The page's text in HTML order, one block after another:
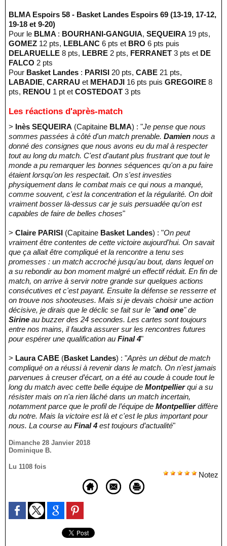
BLMA Espoirs 58 - Basket Landes Espoirs 69 (13-19, 17-12,
19-18 et 9-20)
Pour le BLMA : BOURHANI-GANGUIA, SEQUEIRA 19 pts,
GOMEZ 12 pts, LEBLANC 6 pts et BRO 6 pts puis
DELARUELLE 8 pts, LEBRE 2 pts, FERRANET 3 pts et DE
FALCO 2 pts
Pour Basket Landes : PARISI 20 pts, CABE 21 pts,
LABADIE, CARRAU et MEHADJI 16 pts puis GREGOIRE 8
pts, RENOU 1 pt et COSTEDOAT 3 pts
Les réactions d'après-match
Inès SEQUEIRA (Capitaine BLMA) : "Je pense que nous
sommes passées à côté d'un match prenable. Damien nous a
donné des consignes que nous avons eu du mal à respecter
tout au long du match. C'est d'autant plus frustrant que tout le
monde a pu remarquer les bonnes séquences qu'on a pu faire
étaient lorsqu'on les respectait. On s'est investies
physiquement dans le combat mais ce qui nous a manqué,
comme souvent, c'est la concentration et la régularité. On doit
vraiment bosser là-dessus car je suis persuadée qu'on est
capables de faire de belles choses"
> Claire PARISI (Capitaine Basket Landes) : "On peut
vraiment être contentes de cette victoire aujourd'hui. On savait
que ça allait être compliqué et la rencontre a tenu ses
promesses : un match accroché jusqu'au bout, dans lequel on
a su rebondir au bon moment malgré un effectif réduit. En fin de
match, on arrive à servir notre grande sur quelques actions
consécutives et c'est payant. Ensuite la défense se resserre et
on trouve nos shooteuses. Mais si je devais choisir une action
décisive, je dirais que le déclic se fait sur le "and one" de
Sirine au buzzer des 24 secondes. Les cartes sont toujours
entre nos mains, il faudra assurer sur les rencontres futures
pour espérer une qualification au Final 4"
> Laura CABE (Basket Landes) : "Après un début de match
compliqué on a réussi à revenir dans le match. On n'est jamais
parvenues à creuser d’écart, on a été au coude à coude tout le
long du match avec cette belle équipe de Montpellierqui a su
résister mais on n'a rien lâché dans un match incertain,
notamment parce que le profil de l’équipe de Montpellierdiffère
du notre. Mais la victoire est là et c'est le plus important pour
nous. La course au Final 4 est toujours d’actualité"
Dimanche 28 Janvier 2018
Dominique B.
Lu 1108 fois
Notez